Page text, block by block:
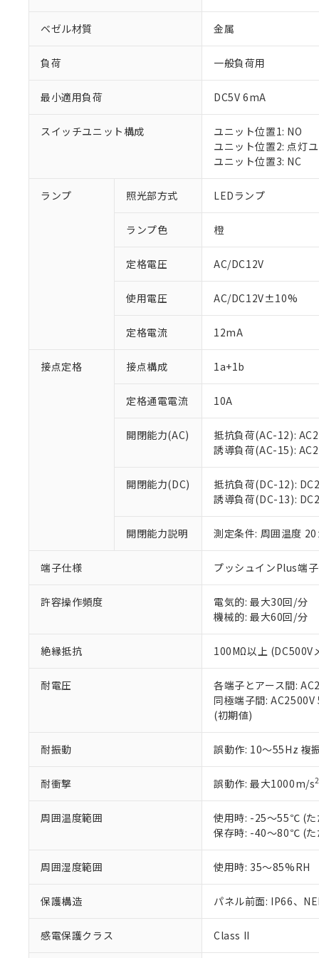
ベゼル材質 金属
負荷 一般負荷用
最小適用負荷 DC5V 6mA
スイッチユニット構成
ユニット位置1: NO
ユニット位置2: 点灯
ユニット位置3: NC
ランプ 照光部方式 LEDランプ
ランプ色 橙
定格電圧 AC/DC12V
使用電圧 AC/DC12V±10%
定格電流 12mA
接点定格 接点構成 1a+1b
定格通電電流 10A
開閉能力(AC)
抵抗負荷(AC-12):
誘導負荷(AC-15):
開閉能力(DC)
抵抗負荷(DC-12):
誘導負荷(DC-13):
開閉能力説明 測定条件: 周囲温度
端子仕様 プッシュインPlus端
許容操作頻度
電気的: 最大30回/分
機械的: 最大60回/分
絶縁抵抗 100MΩ以上 (DC500V
耐電圧
各端子とアース間:
同極端子間:
(初期値)
耐振動 誤動作: 10～55Hz 複
耐衝撃 誤動作: 最大1000m/s2
周囲温度範囲
使用時: -25～55℃ (た
保存時: -40～80℃ (た
周囲湿度範囲 使用時: 35～85%RH
保護構造 パネル前面: IP66、
感電保護クラス Class II
ご利用条件
以下の条件をお読
本サービス
くものです。
当社制御機
在庫状況お
のであり、
い。
正式な納期
当社販売員
オムロン制
在庫状況お
す。
ている必要
お客様が当
が、当社の
さい。
※当社の共同
いる法人を
※1 対応状況
対応予定なし：
調査・確認中：
非該当品：ライセ
仕入先様の事情に
があります。
鉛(Pb) 1000ppm以下、
六価クロム(Cr(Ⅵ))
フタル酸ビス(2-エチ
ル（DBP） 1000ppm
但し、RoHS指令で産
フタル酸エステル類の
※2 対応予定月
部品在庫の切り替
※3 非含有証明
下記の非含有証明
EU RoHS指令（
51物質の非含有証
※本証明書は発行
また、RoHS指令
混在することから
既に当社にて対応
「○」：最大均質
「×」：最大均質
「－」：未確認で
*中国RoHS10物質の基
Pb(鉛) :1000ppm、
Cr(Ⅵ)(六価クロム) :
DBP(フタル酸ジブチル
※2 環境保護使
「ｅ」：有害物質
「10」：通常の使
味します。
「－」：未確認で
当社は、こ
う）を輸出
などの必要
ます。
当社は貴社
置等に一切
当社は、貴
また当社は
たしません。
記
号
説明
○ 一定数
△ 一定数
－
在庫な
機器販
空
白
受注生